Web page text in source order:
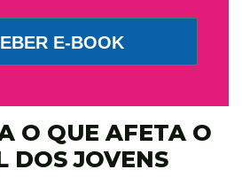
E-BOOK
O QUE AFETA O
DOS JOVENS